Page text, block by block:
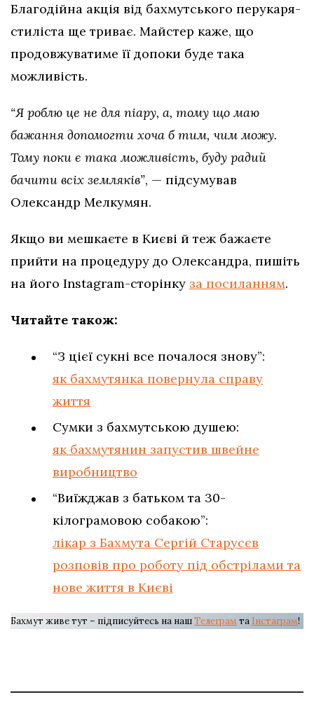
Благодійна акція від бахмутського перукаря-
стиліста ще триває. Майстер каже, що
продовжуватиме її допоки буде така
можливість.
“Я роблю це не для піару, а, тому що маю
бажання допомогти хоча б тим, чим можу.
Тому поки є така можливість, буду радий
бачити всіх земляків”, — підсумував
Олександр Мелкумян.
Якщо ви мешкаєте в Києві й теж бажаєте
прийти на процедуру до Олександра, пишіть
на його Instagram-сторінку за посиланням.
Читайте також:
“З цієї сукні все почалося знову”:
як бахмутянка повернула справу
життя
Сумки з бахмутською душею:
як бахмутянин запустив швейне
виробництво
“Виїжджав з батьком та 30-
кілограмовою собакою”:
лікар з Бахмута Сергій Старусєв
розповів про роботу під обстрілами та
нове життя в Києві
Бахмут живе тут – підписуйтесь на нашТелеграм та Інстаграм!